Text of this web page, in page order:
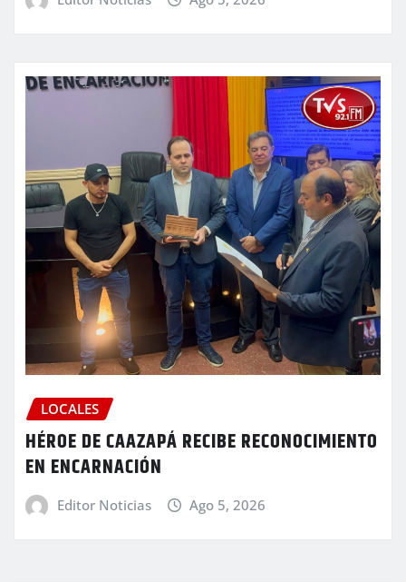
LOCALES
HÉROE DE CAAZAPÁ RECIBE RECONOCIMIENTO
EN ENCARNACIÓN
Editor Noticias Ago 5, 2026